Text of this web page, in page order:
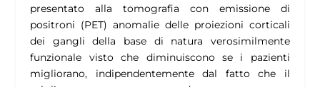
presentato alla tomografia con emissione di
positroni (PET) anomalie delle proiezioni corticali
dei gangli della base di natura verosimilmente
funzionale visto che diminuiscono se i pazienti
migliorano, indipendentemente dal fatto che il